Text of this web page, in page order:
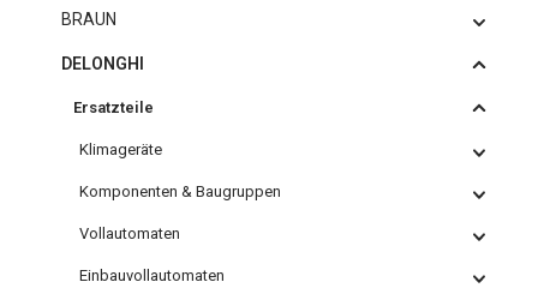
BRAUN
DELONGHI
Ersatzteile
Klimageräte
Komponenten & Baugruppen
Vollautomaten
Einbauvollautomaten